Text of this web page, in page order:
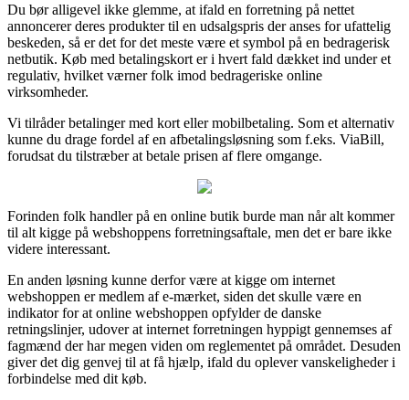
Du bør alligevel ikke glemme, at ifald en forretning på nettet
annoncerer deres produkter til en udsalgspris der anses for ufattelig
beskeden, så er det for det meste være et symbol på en bedragerisk
netbutik. Køb med betalingskort er i hvert fald dækket ind under et
regulativ, hvilket værner folk imod bedrageriske online
virksomheder.
Vi tilråder betalinger med kort eller mobilbetaling. Som et alternativ
kunne du drage fordel af en afbetalingsløsning som f.eks. ViaBill,
forudsat du tilstræber at betale prisen af flere omgange.
Forinden folk handler på en online butik burde man når alt kommer
til alt kigge på webshoppens forretningsaftale, men det er bare ikke
videre interessant.
En anden løsning kunne derfor være at kigge om internet
webshoppen er medlem af e-mærket, siden det skulle være en
indikator for at online webshoppen opfylder de danske
retningslinjer, udover at internet forretningen hyppigt gennemses af
fagmænd der har megen viden om reglementet på området. Desuden
giver det dig genvej til at få hjælp, ifald du oplever vanskeligheder i
forbindelse med dit køb.